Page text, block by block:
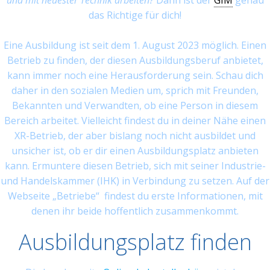
das Richtige für dich!
Eine Ausbildung ist seit dem 1. August 2023 möglich. Einen
Betrieb zu finden, der diesen Ausbildungsberuf anbietet,
kann immer noch eine Herausforderung sein. Schau dich
daher in den sozialen Medien um, sprich mit Freunden,
Bekannten und Verwandten, ob eine Person in diesem
Bereich arbeitet. Vielleicht findest du in deiner Nähe einen
XR-Betrieb, der aber bislang noch nicht ausbildet und
unsicher ist, ob er dir einen Ausbildungsplatz anbieten
kann. Ermuntere diesen Betrieb, sich mit seiner Industrie-
und Handelskammer (IHK) in Verbindung zu setzen. Auf der
Webseite „Betriebe“ findest du erste Informationen, mit
denen ihr beide hoffentlich zusammenkommt.
Ausbildungsplatz finden